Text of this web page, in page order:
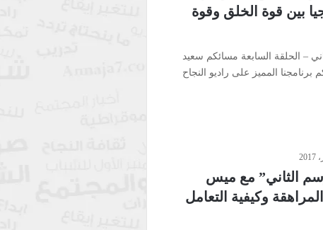
بين قوة الخلق وقوة
– الحلقة السابعة مسائكم سعيد
برنامجنا المميز على راديو النجاح
الثاني” مع ميس
وكيفية التعامل